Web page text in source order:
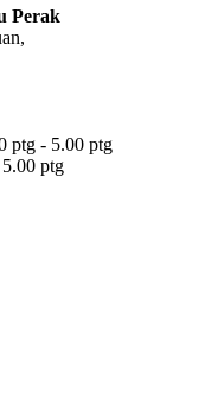
Perak
ptg - 5.00 ptg
ptg